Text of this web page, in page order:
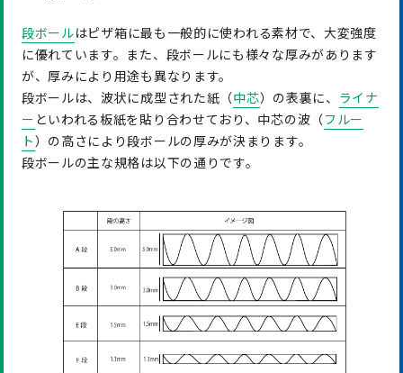
段ボールはピザ箱に最も一般的に使われる素材で、大変強度
に優れています。また、段ボールにも様々な厚みがあります
が、厚みにより用途も異なります。
段ボールは、波状に成型された紙（中芯）の表裏に、 ライナ
ー といわれる板紙を貼り合わせており、中芯の波（フルー
ト）の高さにより段ボールの厚みが決まります。
段ボールの主な規格は以下の通りです。